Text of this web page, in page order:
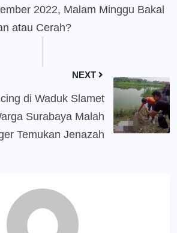
2022, Malam Minggu Bakal
atau Cerah?
NEXT
di Waduk Slamet
Surabaya Malah
Temukan Jenazah